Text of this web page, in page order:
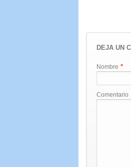
DEJA UN
Nombre *
Comentario